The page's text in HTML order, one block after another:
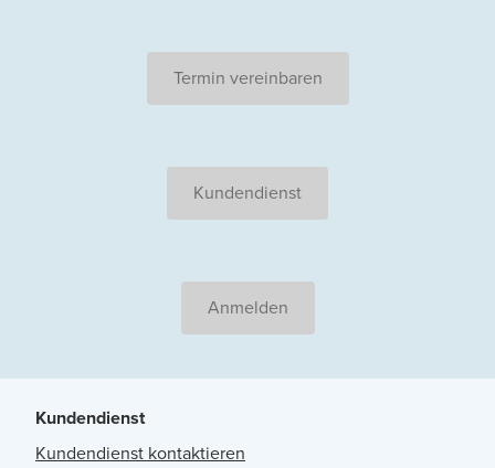
Termin vereinbaren
Kundendienst
Anmelden
Kundendienst
Kundendienst kontaktieren